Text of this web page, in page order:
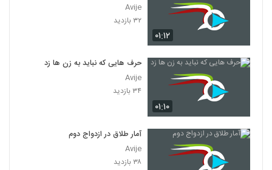
۰۱:۱۲
Avije
۳۲ بازدید
۰۱:۱۰
حرف هایی که نباید به زن ها زد
Avije
۳۴ بازدید
آمار طلاق در ازدواج دوم
Avije
۳۸ بازدید